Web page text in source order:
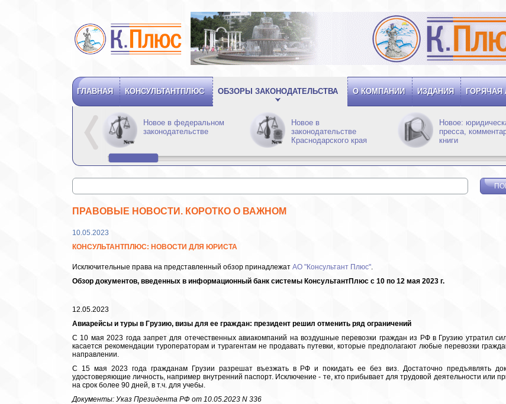
ГЛАВНАЯ КОНСУЛЬТАНТПЛЮС ОБЗОРЫ ЗАКОНОДАТЕЛЬСТВА О КОМПАНИИ ИЗДАНИЯ ГОРЯЧАЯ
Новое в федеральном
законодательстве
Новое в
законодательстве
Краснодарского края
Новое:
пресса,
книги
ПРАВОВЫЕ НОВОСТИ. КОРОТКО О ВАЖНОМ
10.05.2023
КОНСУЛЬТАНТПЛЮС: НОВОСТИ ДЛЯ ЮРИСТА
Исключительные права на представленный обзор принадлежат АО "Консультант Плюс".
Обзор документов, введенных в информационный банк системы КонсультантПлюс с 10 по 12 мая 2023 г.
12.05.2023
Авиарейсы и туры в Грузию, визы для ее граждан: президент решил отменить ряд ограничений
С 10 мая 2023 года запрет для отечественных авиакомпаний на воздушные перевозки граждан из РФ в Грузию утратил
касается рекомендации туроператорам и турагентам не продавать путевки, которые предполагают любые перевозки
направлении.
С 15 мая 2023 года гражданам Грузии разрешат въезжать в РФ и покидать ее без виз. Достаточно предъявлять
удостоверяющие личность, например внутренний паспорт. Исключение - те, кто прибывает для трудовой деятельности или
на срок более 90 дней, в т.ч. для учебы.
Документы: Указ Президента РФ от 10.05.2023 N 336